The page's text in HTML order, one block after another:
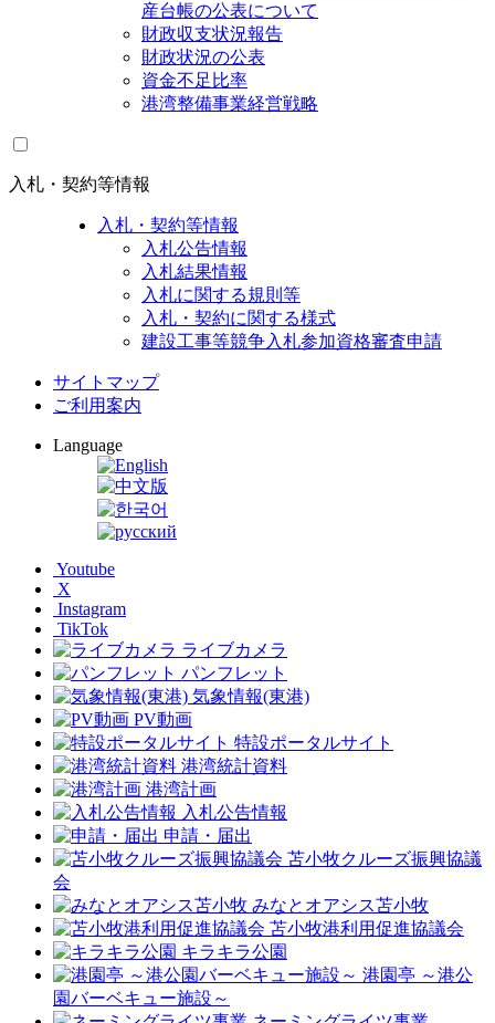
産台帳の公表について
財政収支状況報告
財政状況の公表
資金不足比率
港湾整備事業経営戦略
入札・契約等情報
入札・契約等情報
入札公告情報
入札結果情報
入札に関する規則等
入札・契約に関する様式
建設工事等競争入札参加資格審査申請
サイトマップ
ご利用案内
Language
Youtube
X
Instagram
TikTok
ライブカメラ
パンフレット
気象情報(東港)
PV動画
特設ポータルサイト
港湾統計資料
港湾計画
入札公告情報
申請・届出
苫小牧クルーズ振興協議
会
みなとオアシス苫小牧
苫小牧港利用促進協議会
キラキラ公園
港園亭 ～港公
園バーベキュー施設～